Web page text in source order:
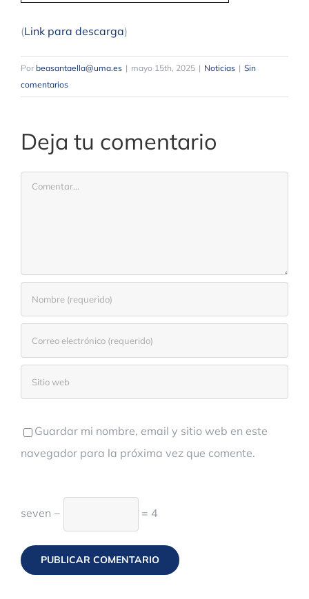
(Link para descarga)
Por beasantaella@uma.es | mayo 15th, 2025 | Noticias | Sin
comentarios
Deja tu comentario
Comentar
Guardar mi nombre, email y sitio web en este
navegador para la próxima vez que comente.
seven − = 4